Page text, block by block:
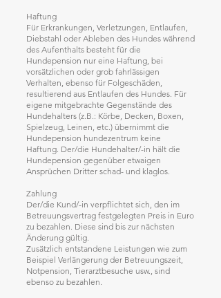
Haftung
Für Erkrankungen, Verletzungen, Entlaufen,
Diebstahl oder Ableben des Hundes während
des Aufenthalts besteht für die
Hundepension nur eine Haftung, bei
vorsätzlichen oder grob fahrlässigen
Verhalten, ebenso für Folgeschäden,
resultierend aus Entlaufen des Hundes. Für
eigene mitgebrachte Gegenstände des
Hundehalters (z.B.: Körbe, Decken, Boxen,
Spielzeug, Leinen, etc.) übernimmt die
Hundepension hundezentrum keine
Haftung. Der/die Hundehalter/-in hält die
Hundepension gegenüber etwaigen
Ansprüchen Dritter schad- und klaglos.
Zahlung
Der/die Kund/-in verpflichtet sich, den im
Betreuungsvertrag festgelegten Preis in Euro
zu bezahlen. Diese sind bis zur nächsten
Änderung gültig.
Zusätzlich entstandene Leistungen wie zum
Beispiel Verlängerung der Betreuungszeit,
Notpension, Tierarztbesuche usw., sind
ebenso zu bezahlen.